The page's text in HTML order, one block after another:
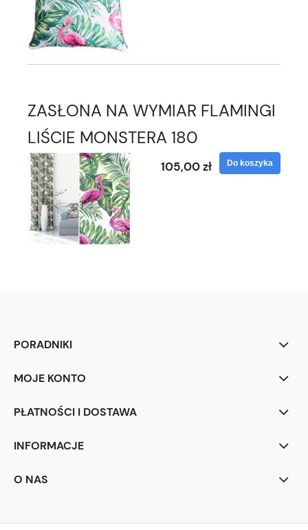
ZASŁONA NA WYMIAR FLAMINGI
LIŚCIE MONSTERA 180
105,00 zł Do koszyka
PORADNIKI
MOJE KONTO
PŁATNOŚCI I DOSTAWA
INFORMACJE
O NAS